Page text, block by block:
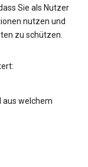
Sie als Nutzer
nutzen und
zu schützen.
aus welchem